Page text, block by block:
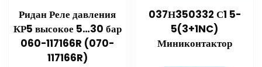
Ридан Реле давления
КР5 высокое 5…30 бар
060-117166R (070-
117166R)
037Н350332 С1 5-
5(3+1NC)
Миниконтактор